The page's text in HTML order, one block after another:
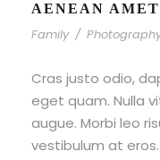
AENEAN
Family /
Cras justo odio,
eget quam. Nulla
augue. Morbi leo
vestibulum at